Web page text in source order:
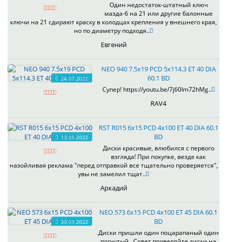
Один недостаток-штатный ключ
мазда-6 на 21 или другие балонные
ключи на 21 сдирают краску в колодцах крепления у внешнего края,
но по диаметру подходя..
Евгений
24.07.2022
NEO 940 7.5x19 PCD 5x114.3 ET 40 DIA
60.1 BD
Супер! https://youtu.be/7j60Im72hMg..
RAV4
13.05.2022
RST R015 6x15 PCD 4x100 ET 40 DIA 60.1
BD
Диски красивые, влюбился с первого
взгляда! При покупке, везде как
назойливая реклама "перед отправкой все тщательно проверяется",
увы не замелил тщат..
Аркадий
20.03.2022
NEO 573 6x15 PCD 4x100 ET 45 DIA 60.1
BD
Диски пришли один поцарапаный один